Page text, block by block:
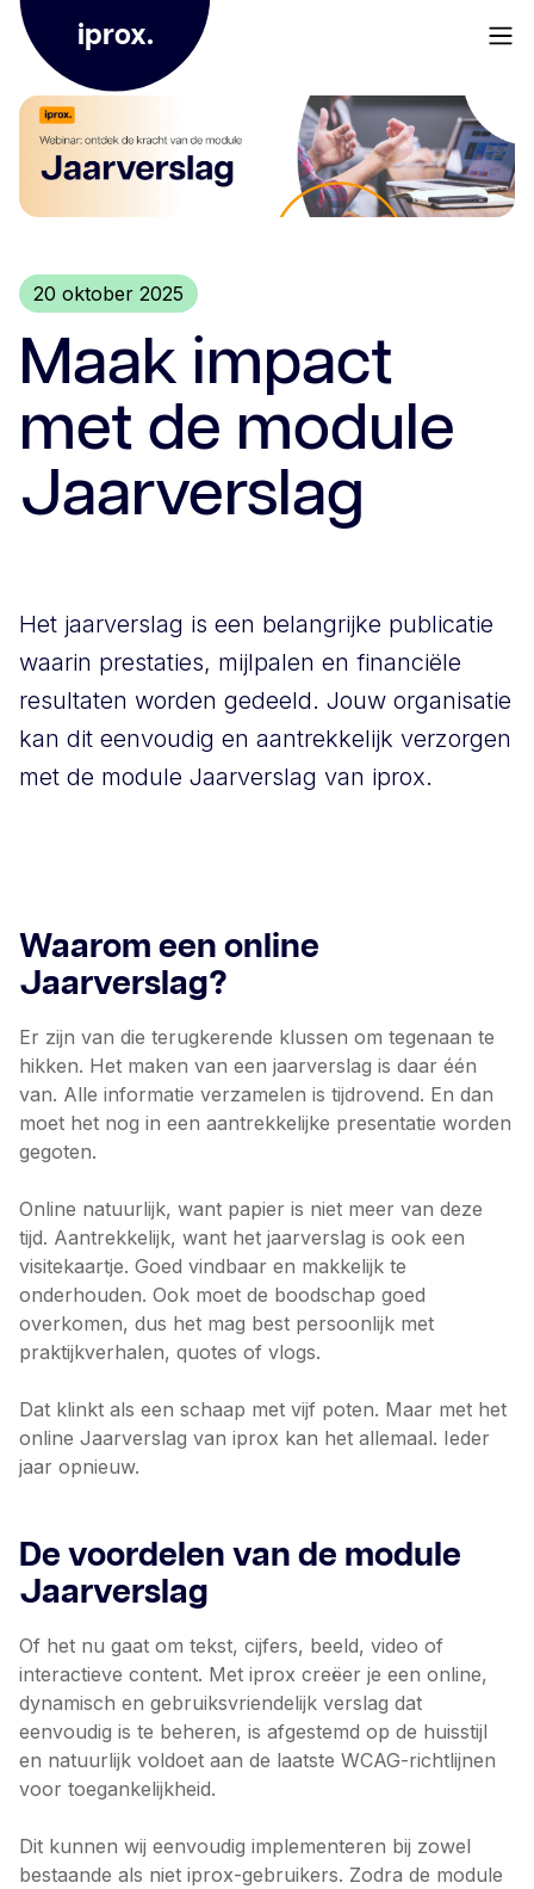
iprox.
20 oktober 2025
Maak impact
met de module
Jaarverslag
Het jaarverslag is een belangrijke publicatie
waarin prestaties, mijlpalen en financiële
resultaten worden gedeeld. Jouw organisatie
kan dit eenvoudig en aantrekkelijk verzorgen
met de module Jaarverslag van iprox.
Waarom een online
Jaarverslag?
Er zijn van die terugkerende klussen om tegenaan te
hikken. Het maken van een jaarverslag is daar één
van. Alle informatie verzamelen is tijdrovend. En dan
moet het nog in een aantrekkelijke presentatie worden
gegoten.
Online natuurlijk, want papier is niet meer van deze
tijd. Aantrekkelijk, want het jaarverslag is ook een
visitekaartje. Goed vindbaar en makkelijk te
onderhouden. Ook moet de boodschap goed
overkomen, dus het mag best persoonlijk met
praktijkverhalen, quotes of vlogs.
Dat klinkt als een schaap met vijf poten. Maar met het
online Jaarverslag van iprox kan het allemaal. Ieder
jaar opnieuw.
De voordelen van de module
Jaarverslag
Of het nu gaat om tekst, cijfers, beeld, video of
interactieve content. Met iprox creëer je een online,
dynamisch en gebruiksvriendelijk verslag dat
eenvoudig is te beheren, is afgestemd op de huisstijl
en natuurlijk voldoet aan de laatste WCAG-richtlijnen
voor toegankelijkheid.
Dit kunnen wij eenvoudig implementeren bij zowel
bestaande als niet iprox-gebruikers. Zodra de module